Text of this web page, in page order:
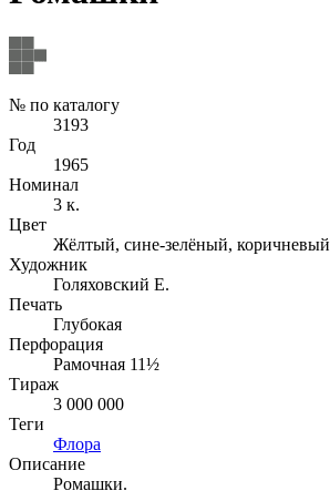
№ по каталогу
3193
Год
1965
Номинал
3 к.
Цвет
Жёлтый, сине-зелёный, коричневый
Художник
Голяховский Е.
Печать
Глубокая
Перфорация
Рамочная 11½
Тираж
3 000 000
Теги
Флора
Описание
Ромашки.